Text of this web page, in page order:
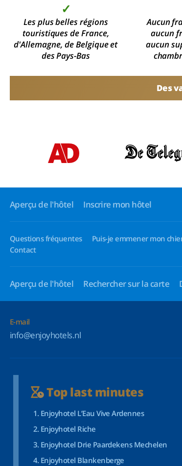
✓
Les plus belles régions
touristiques de France,
d'Allemagne, de Belgique et
des Pays-Bas
Aucun
aucun
aucun
Des
Aperçu de l'hôtel Inscrire mon hôtel
Questions fréquentes Puis-je emmener mon
Contact
Aperçu de l'hôtel Rechercher sur la carte
E-mail
info@enjoyhotels.nl
Top last minutes
Enjoyhotel L’Eau Vive Ardennes
Enjoyhotel Riche
Enjoyhotel Drie Paardekens Mechelen
Enjoyhotel Blankenberge